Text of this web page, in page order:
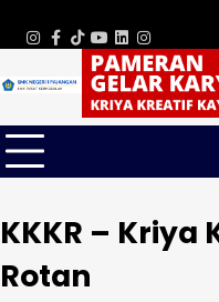
WhatsApp
Instagram
Facebook
TikTok
Youtube
Linkedin
KKKR – Kriya
Rotan